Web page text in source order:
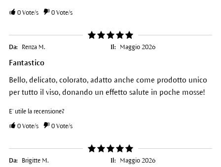
0Vote/s 0Vote/s
Da: Renza M. Il: Maggio 2026
Fantastico
Bello, delicato, colorato, adatto anche come prodotto unico
per tutto il viso, donando un effetto salute in poche mosse!
E' utile la recensione?
0Vote/s 0Vote/s
Da: Brigitte M. Il: Maggio 2026